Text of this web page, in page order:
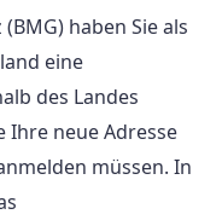
haben Sie als
eine
des Landes
Ihre neue Adresse
müssen. In